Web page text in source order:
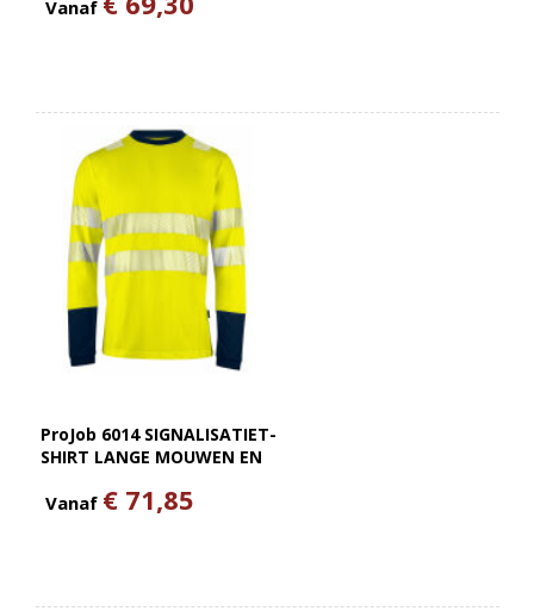
Vanaf
ProJob 6014 SIGNALISATIET-
SHIRT LANGE MOUWEN EN
Vanaf € 71,85